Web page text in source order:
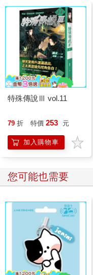
特殊傳說Ⅲ vol.11
79 折 特價 253 元
加入購物車
您可能也需要